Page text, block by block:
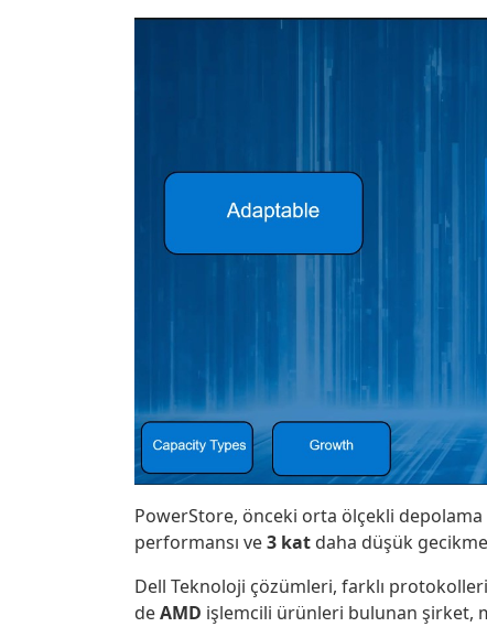
PowerStore, önceki orta ölçekli depolama
performansı ve3 kat daha düşük
Dell Teknoloji çözümleri, farklı
deAMD işlemcili ürünleri bulunan şirket,